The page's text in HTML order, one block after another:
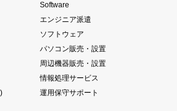
Software
エンジニア派遣
ソフトウェア
パソコン販売・設置
周辺機器販売・設置
情報処理サービス
運用保守サポート